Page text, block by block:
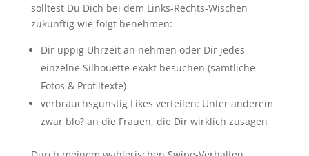
solltest Du Dich bei dem Links-Rechts-Wischen
zukunftig wie folgt benehmen:
Dir uppig Uhrzeit an nehmen oder Dir jedes
einzelne Silhouette exakt besuchen (samtliche
Fotos & Profiltexte)
verbrauchsgunstig Likes verteilen: Unter anderem
zwar blo? an die Frauen, die Dir wirklich zusagen